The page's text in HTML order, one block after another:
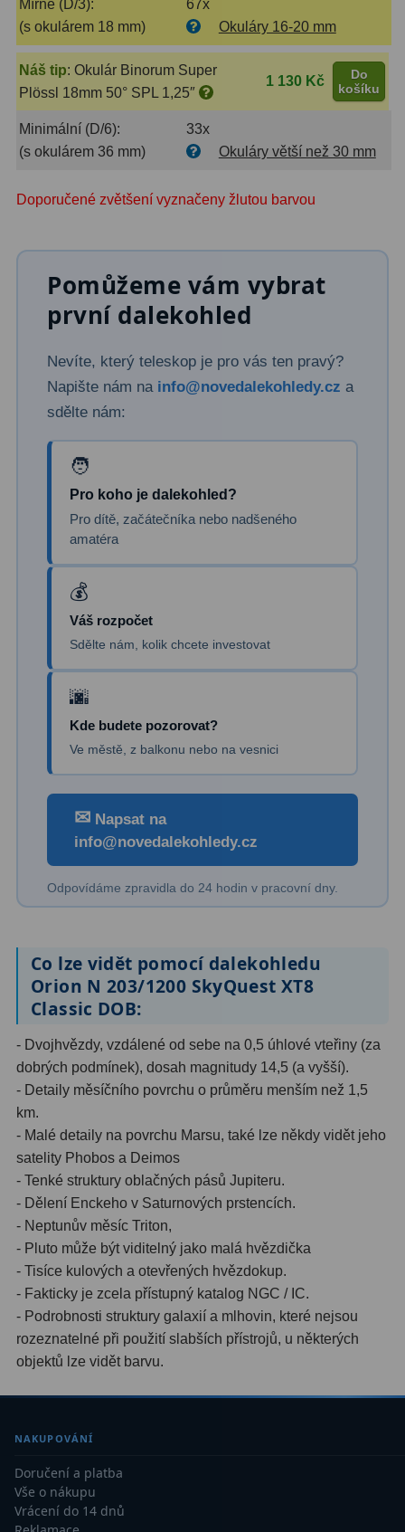
Filtrová kola a rámy
Rovnače a reduktory13
Pointace 7
ADC, Tilting14
Rotátory34
Helical výtahy11
Okulárové výtahy44
Primární zrcadla 9
Sekundární zrcadla6
Pozorovací dalekohledy50
Kompaktní3
Turistické
Pro pozorování přírody a
Monokuláry20
Binokulární dalekohledy285
Astronomické44
Lovecké a turistické
Univerzální38
Kapesní14
Námořní 12
Divadelní
Dálkoměry a Noční vidění
Dálkoměry9
Noční vidění8
Mikroskopy76
Pro děti 5
Hobby4
Školní a studentské14
Příslušenství mikroskopů
Mírné (D/3):
67x
(s okulárem 18 mm)
Okuláry 16-20 mm
Náš tip: Okulár Binorum Super
Plössl 18mm 50° SPL 1,25″
1 130 Kč
Do
košíku
Minimální (D/6):
33x
(s okulárem 36 mm)
Okuláry větší než 30 mm
Doporučené zvětšení vyznačeny žlutou barvou
Pomůžeme vám vybrat
první dalekohled
Nevíte, který teleskop je pro vás ten pravý?
Napište nám na info@novedalekohledy.cz a
sdělte nám:
Pro koho je dalekohled?
Pro dítě, začátečníka nebo nadšeného
amatéra
Váš rozpočet
Sdělte nám, kolik chcete investovat
Kde budete pozorovat?
Ve městě, z balkonu nebo na vesnici
✉ Napsat na
info@novedalekohledy.cz
Odpovídáme zpravidla do 24 hodin v pracovní dny.
Co lze vidět pomocí dalekohledu
Orion N 203/1200 SkyQuest XT8
Classic DOB:
- Dvojhvězdy, vzdálené od sebe na 0,5 úhlové vteřiny (za
dobrých podmínek), dosah magnitudy 14,5 (a vyšší).
- Detaily měsíčního povrchu o průměru menším než 1,5
km.
- Malé detaily na povrchu Marsu, také lze někdy vidět jeho
satelity Phobos a Deimos
- Tenké struktury oblačných pásů Jupiteru.
- Dělení Enckeho v Saturnových prstencích.
- Neptunův měsíc Triton,
- Pluto může být viditelný jako malá hvězdička
- Tisíce kulových a otevřených hvězdokup.
- Fakticky je zcela přístupný katalog NGC / IC.
- Podrobnosti struktury galaxií a mlhovin, které nejsou
rozeznatelné při použití slabších přístrojů, u některých
objektů lze vidět barvu.
NAKUPOVÁNÍ
Doručení a platba
Vše o nákupu
Vrácení do 14 dnů